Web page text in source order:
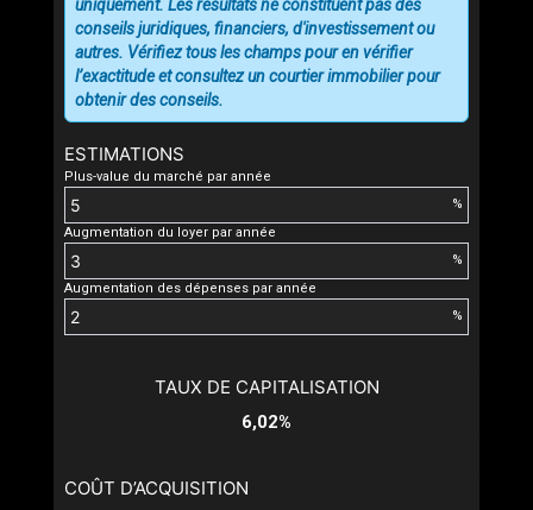
ESTIMATIONS
Plus-value du marché par année
%
Augmentation du loyer par année
%
Augmentation des dépenses par année
%
uniquement. Les résultats ne constituent pas des
conseils juridiques, financiers, d'investissement ou
autres. Vérifiez tous les champs pour en vérifier
l’exactitude et consultez un courtier immobilier pour
obtenir des conseils.
TAUX DE CAPITALISATION
6,02%
COÛT D’ACQUISITION